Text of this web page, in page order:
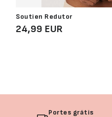
Soutien Redutor
24,99 EUR
Portes grátis